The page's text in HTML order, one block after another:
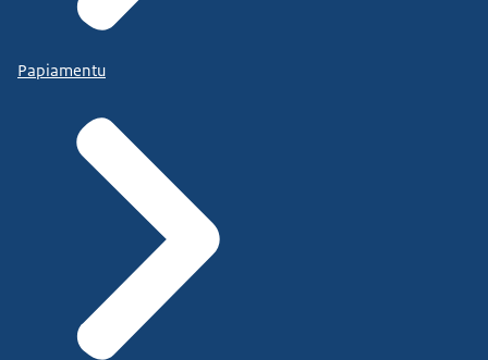
Papiamentu